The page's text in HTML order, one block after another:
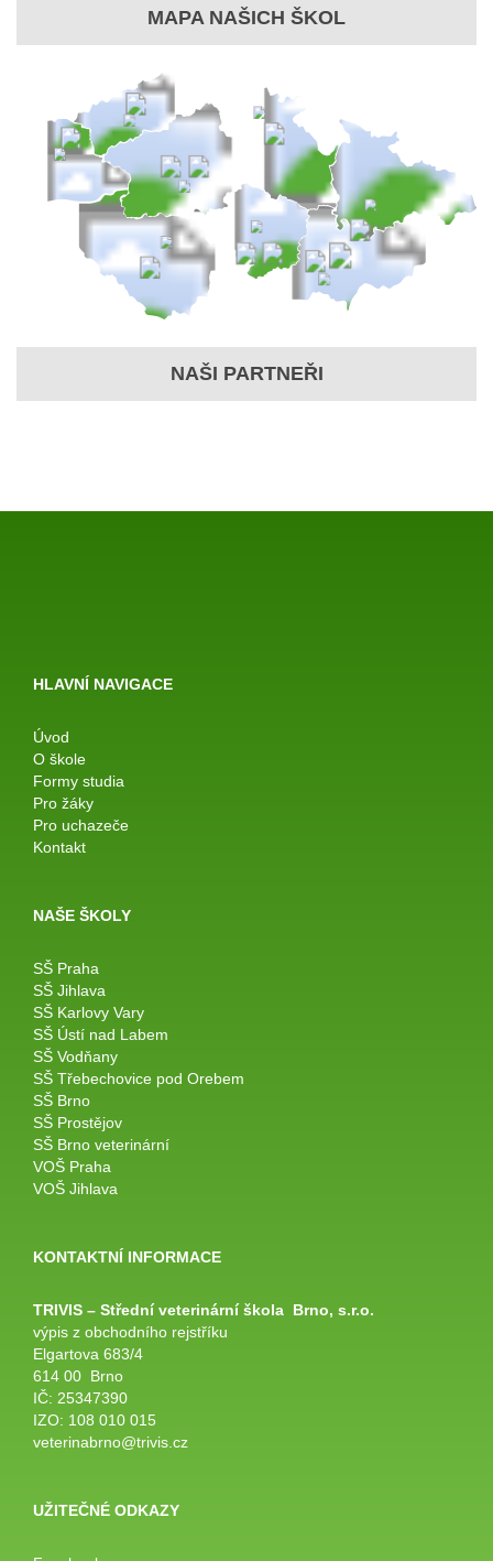
MAPA NAŠICH ŠKOL
NAŠI PARTNEŘI
HLAVNÍ NAVIGACE
Úvod
O škole
Formy studia
Pro žáky
Pro uchazeče
Kontakt
NAŠE ŠKOLY
SŠ Praha
SŠ Jihlava
SŠ Karlovy Vary
SŠ Ústí nad Labem
SŠ Vodňany
SŠ Třebechovice pod Orebem
SŠ Brno
SŠ Prostějov
SŠ Brno veterinární
VOŠ Praha
VOŠ Jihlava
KONTAKTNÍ INFORMACE
TRIVIS – Střední veterinárníškola Brno, s.r.o.
výpis z obchodního rejstříku
Elgartova 683/4
614 00 Brno
IČ: 25347390
IZO: 108 010 015
veterinabrno@trivis.cz
UŽITEČNÉ ODKAZY